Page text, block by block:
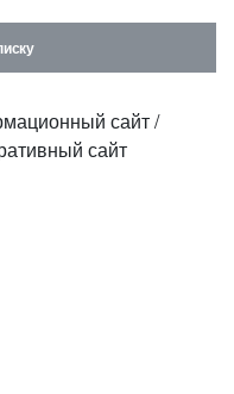
сайт /
сайт